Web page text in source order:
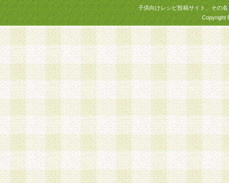
子供向けレシピ投稿サイト、その
Copyright